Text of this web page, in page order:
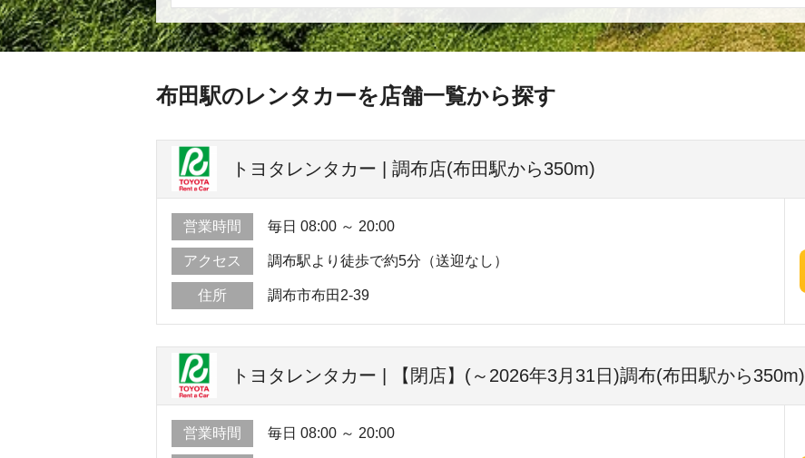
布田駅のレンタカーを店舗一覧から探す
トヨタレンタカー | 調布店(布田駅から350m)
営業時間 毎日 08:00 ～ 20:00
アクセス 調布駅より徒歩で約5分（送迎なし）
住所 調布市布田2-39
トヨタレンタカー | 【閉店】(～2026年3月31日)調布(布田駅から350m)
営業時間 毎日 08:00 ～ 20:00